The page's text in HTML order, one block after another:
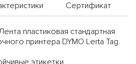
Сертификат
пластиковая стандартная
принтера DYMO Lerta Tag.